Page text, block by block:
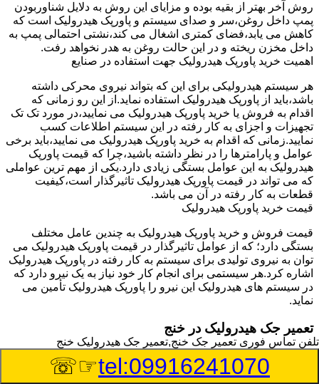
روش آخر بهتر از بقیه بوده و مزایای این روش به دلایل شناوربودن
پمپ داخل روغن،سر و صدای سیستم و پاورپک هیدرولیک است که
کاهش می یابد،فضای کمتری اشغال می کند،نشتی احتمالی پمپ به
داخل مخزن ریخته و در این حالت روغن به هدر نخواهد رفت.
اهمیت خرید پاورپک هیدرولیک جهت استفاده در صنایع
هر سیستم هیدرولیکی برای این که بتواند نیروی محرکی داشته
باشد،باید از پاورپک هیدرولیک استفاده نماید.از این رو زمانی که
اقدام به فروش یا خرید پاورپک هیدرولیک می نمایید،در مورد تک تک
تجهیزات و اجزای به کار رفته در این سیستم اطلاعات کسب
نمایید.زمانی که اقدام به خرید پاورپک هیدرولیک می نمایید،باید برخی
عوامل و پارامترها را در نظر داشته باشید،چرا که قیمت پاورپک
هیدرولیک به این عوامل بستگی زیادی دارد.یکی از مهم ترین عواملی
که می تواند در قیمت پاورپک هیدرولیک تاثیرگذار است،کیفیت
قطعات به کار رفته در آن می باشد.
قیمت خرید پاورپک هیدرولیک
قیمت فروش و خرید پاورپک هیدرولیک به چندین عامل مختلف
بستگی دارد؛ که از عوامل تاثیرگذار در قیمت پاورپک هیدرولیک می
توان به نیروی تولیدی برای سیستم به کار رفته در پاورپک هیدرولیک
اشاره کرد.هر سیستمی برای انجام کار خود نیاز به یک نیرو دارد که
در سیستم های هیدرولیک این نیرو را پاورپک هیدرولیک تأمین می
نماید.
تعمیر جک هیدرولیک در خنج
وسیله‎ای که با عملکرد خود موجب بلند شدن اهرم و یا وزن سنگین
در یک قسمت می گردد را جک هیدرولیک می نامند.جک هیدرولیک
تلفن تماس فوری تعمیر جک خنج,تعمیر جک هیدرولیک خنج
tel:09916241070
☞☏